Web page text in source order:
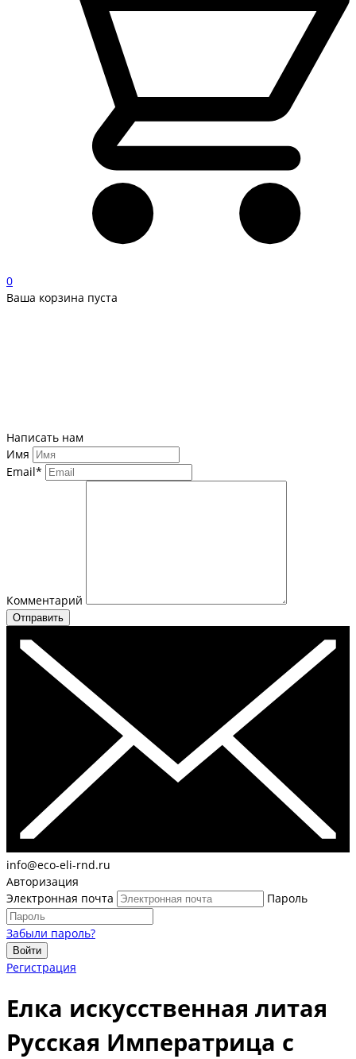
0
Ваша корзина пуста
Написать нам
Имя
Email*
Комментарий
Отправить
info@eco-eli-rnd.ru
Авторизация
Электронная почта
Пароль
Забыли пароль?
Войти
Регистрация
Елка искусственная литая
Русская Императрица с